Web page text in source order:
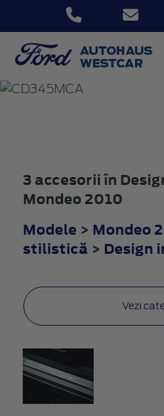
MONDEO
3 accesorii în
Mondeo 2010
Modele > Mondeo
stilistică > Design
Vezi